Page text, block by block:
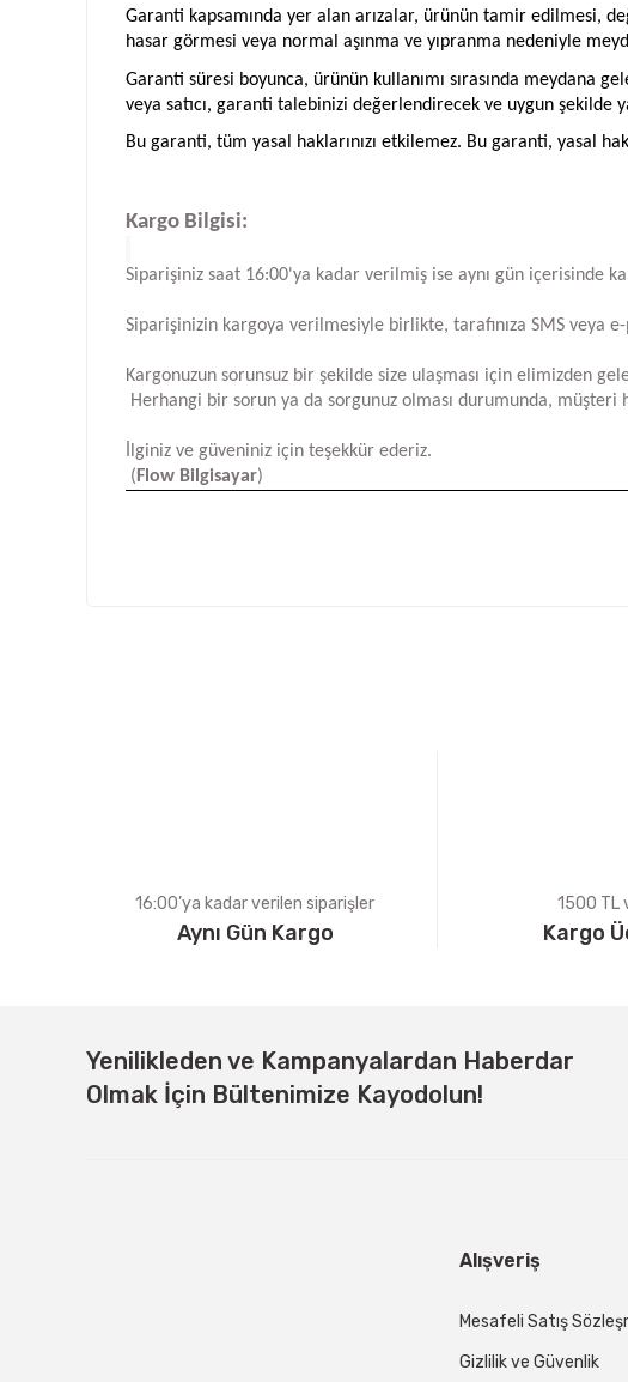
Garanti kapsamında yer alan arızalar, ürünün tamir edilmesi,
hasar görmesi veya normal aşınma ve yıpranma nedeniyle
Garanti süresi boyunca, ürünün kullanımı sırasında meydana
veya satıcı, garanti talebinizi değerlendirecek ve uygun şekilde
Bu garanti, tüm yasal haklarınızı etkilemez. Bu garanti, yasal
Kargo Bilgisi:
Siparişiniz saat 16:00'ya kadar verilmiş ise aynı gün içerisinde
Siparişinizin kargoya verilmesiyle birlikte, tarafınıza SMS veya
Kargonuzun sorunsuz bir şekilde size ulaşması için elimizden
Herhangi bir sorun ya da sorgunuz olması durumunda,
İlginiz ve güveniniz için teşekkür ederiz.
( Flow Bilgisayar)
16:00’ya kadar verilen siparişler
Aynı Gün Kargo
1500 TL
Kargo
Yenilikleden ve Kampanyalardan Haberdar
Olmak İçin Bültenimize Kayodolun!
Alışveriş
Mesafeli Satış
Gizlilik ve Güvenlik